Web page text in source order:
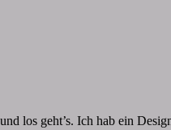
los geht’s. Ich hab ein